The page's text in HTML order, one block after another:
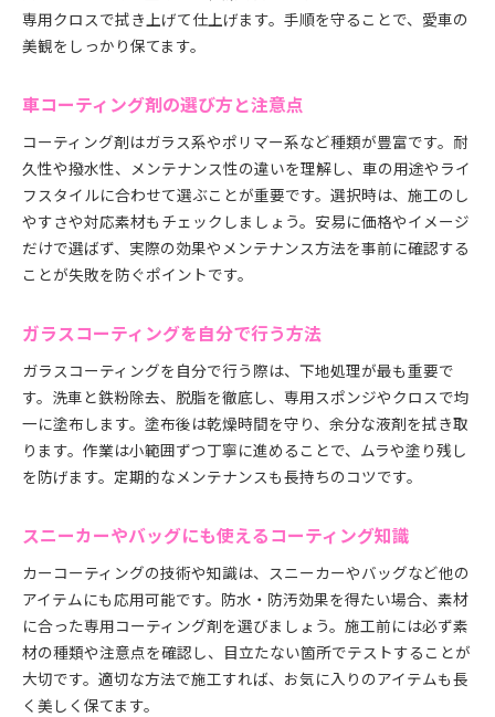
専用クロスで拭き上げて仕上げます。手順を守ることで、愛車の
美観をしっかり保てます。
車コーティング剤の選び方と注意点
コーティング剤はガラス系やポリマー系など種類が豊富です。耐
久性や撥水性、メンテナンス性の違いを理解し、車の用途やライ
フスタイルに合わせて選ぶことが重要です。選択時は、施工のし
やすさや対応素材もチェックしましょう。安易に価格やイメージ
だけで選ばず、実際の効果やメンテナンス方法を事前に確認する
ことが失敗を防ぐポイントです。
ガラスコーティングを自分で行う方法
ガラスコーティングを自分で行う際は、下地処理が最も重要で
す。洗車と鉄粉除去、脱脂を徹底し、専用スポンジやクロスで均
一に塗布します。塗布後は乾燥時間を守り、余分な液剤を拭き取
ります。作業は小範囲ずつ丁寧に進めることで、ムラや塗り残し
を防げます。定期的なメンテナンスも長持ちのコツです。
スニーカーやバッグにも使えるコーティング知識
カーコーティングの技術や知識は、スニーカーやバッグなど他の
アイテムにも応用可能です。防水・防汚効果を得たい場合、素材
に合った専用コーティング剤を選びましょう。施工前には必ず素
材の種類や注意点を確認し、目立たない箇所でテストすることが
大切です。適切な方法で施工すれば、お気に入りのアイテムも長
く美しく保てます。